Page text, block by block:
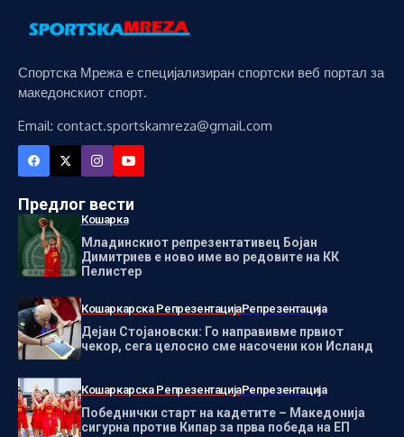
Спортска Мрежа е специјализиран спортски веб портал за
македонскиот спорт.
Email: contact.sportskamreza@gmail.com
Предлог вести
Кошарка
Младинскиот репрезентативец Бојан
Димитриев е ново име во редовите на КК
Пелистер
Кошаркарска РепрезентацијаРепрезентација
Дејан Стојановски: Го направивме првиот
чекор, сега целосно сме насочени кон Исланд
Кошаркарска РепрезентацијаРепрезентација
Победнички старт на кадетите – Македонија
сигурна против Кипар за прва победа на ЕП